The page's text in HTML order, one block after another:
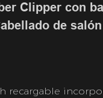
Clipper con
de
recargable